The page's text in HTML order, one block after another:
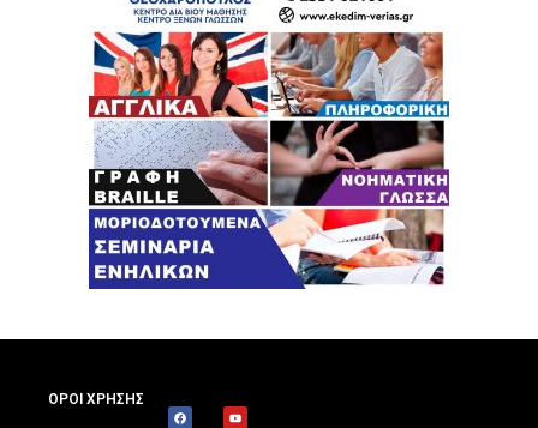
ΟΡΟΙ ΧΡΗΣΗΣ